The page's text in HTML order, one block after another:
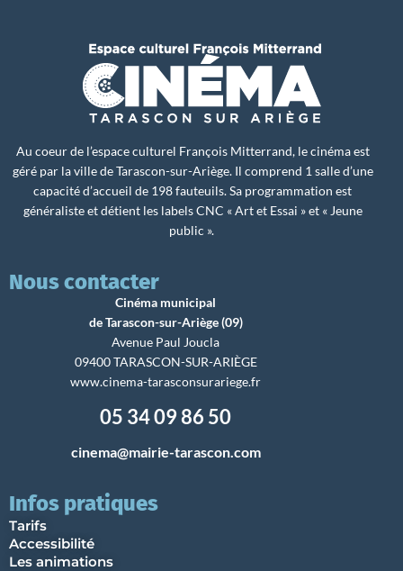
Au coeur de l’espace culturel François Mitterrand, le cinéma est
géré par la ville de Tarascon-sur-Ariège. Il comprend 1 salle d’une
capacité d’accueil de 198 fauteuils. Sa programmation est
généraliste et détient les labels CNC « Art et Essai » et « Jeune
public ».
Nous contacter
Cinéma municipal
de Tarascon-sur-Ariège (09)
Avenue Paul Joucla
09400 TARASCON-SUR-ARIÈGE
www.cinema-tarasconsurariege.fr
05 34 09 86 50
cinema@mairie-tarascon.com
Infos pratiques
Tarifs
Accessibilité
Les animations